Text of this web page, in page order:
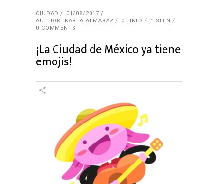
CIUDAD
01/08/2017
AUTHOR: KARLA ALMARAZ
0 LIKES
1 SEEN
0 COMMENTS
¡La Ciudad de México ya tiene
emojis!